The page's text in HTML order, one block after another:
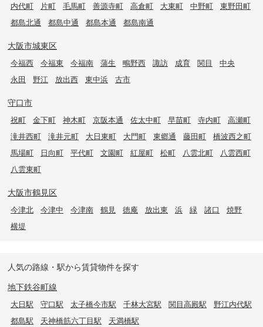
内代町 片町 毛馬町 善源寺町 高倉町 大東町 中野町
東野田町
都島北通
都島中通 都島本通 都島南通
大阪市城東区
今福西 今福東 今福南 蒲生 鴫野西 諏訪 成育 関目
中央
永田
野江 放出西 東中浜 古市
守口市
祝町 金下町 神木町 京阪本通 佐太中町 早苗町 寺内町
高瀬町
滝井西町
滝井元町 大日東町 大門町 東郷通 藤田町
橋波西之町
馬場町
日向町 平代町 文園町 紅屋町 松町 八雲北町
八雲西町
八雲東町
大阪市鶴見区
今津北 今津中 今津南 鶴見 徳庵 放出東 浜 緑 諸口
焼野
横堤
人気の路線・駅から賃貸物件を探す
地下鉄谷町線
大日駅 守口駅 太子橋今市駅 千林大宮駅 関目高殿駅
野江内代駅
都島駅
天神橋筋六丁目駅 天満橋駅